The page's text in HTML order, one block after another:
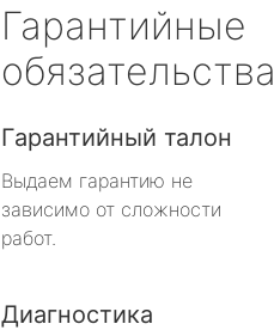
Гарантийные
обязательства
Гарантийный талон
Выдаем гарантию не
зависимо от сложности
работ.
Диагностика